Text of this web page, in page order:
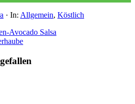
· In: Allgemein, Köstlich
Avocado Salsa